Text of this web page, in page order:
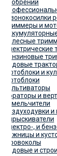
удобрений
Газонокосилки
Триммеры и
Колесные
Бензиновые
Садовые
Мотоблоки и
Мотоблоки
Культиваторы
Аэраторы и
Измельчители
Воздуходувки
Опрыскиватели
Электро-, и
Ножницы и
Дровоколы
Садовые и